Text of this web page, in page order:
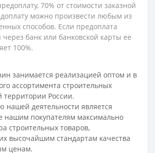
70% от стоимости заказной
можно произвести любым из
способов. Если предоплата
через банк или банковской карты ее
100%.
занимается реализацией оптом и в
ассортимента строительных
территории России.
нашей деятельности является
нашим покупателям максимально
строительных товаров,
высочайшим стандартам качества
ценам.